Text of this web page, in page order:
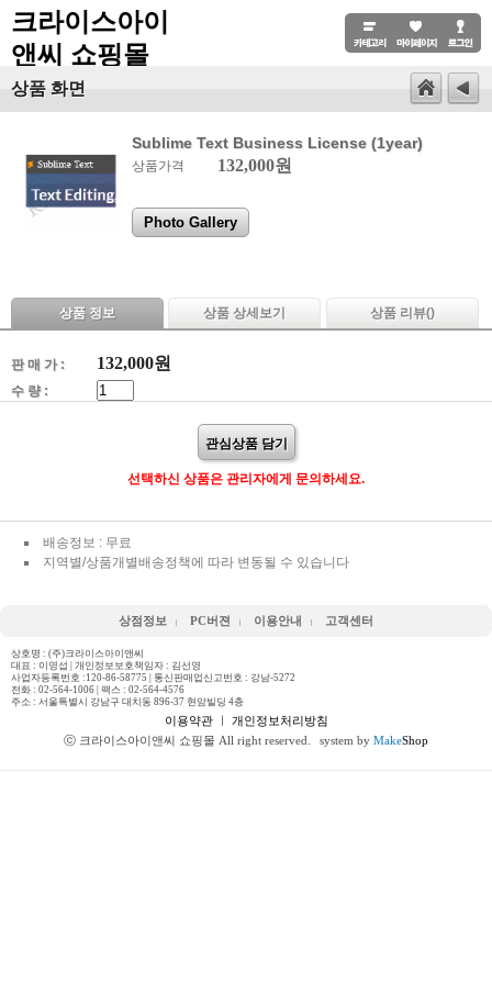
크라이스아이
앤씨 쇼핑몰
상품 화면
Sublime Text Business License (1year)
상품가격 132,000원
Photo Gallery
상품 정보 상품 상세보기 상품 리뷰()
판 매 가 : 132,000원
수 량 :
관심상품 담기
선택하신 상품은 관리자에게 문의하세요.
배송정보 : 무료
지역별/상품개별배송정책에 따라 변동될 수 있습니다
상점정보 PC버젼 이용안내 고객센터
상호명 : (주)크라이스아이앤씨
대표 : 이영섭 | 개인정보보호책임자 : 김선영
사업자등록번호 :120-86-58775 | 통신판매업신고번호 : 강남-5272
전화 : 02-564-1006 | 팩스 : 02-564-4576
주소 : 서울특별시 강남구 대치동 896-37 현암빌딩 4층
이용약관ㅣ 개인정보처리방침
ⓒ 크라이스아이앤씨 쇼핑몰 All right reserved.
system by MakeShop